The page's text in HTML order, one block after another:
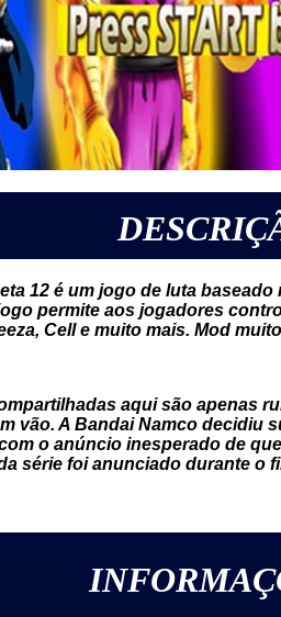
12 é um jogo de luta
permite aos jogadores
Cell e muito mais. Mod
aqui são apenas
vão. A Bandai Namco decidiu
o anúncio inesperado de
série foi anunciado durante o